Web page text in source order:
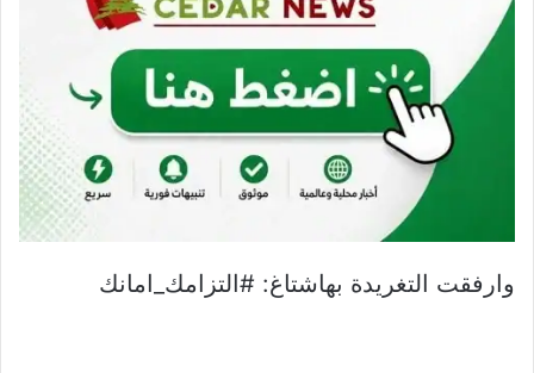
وارفقت التغريدة بهاشتاغ: #التزامك_امانك